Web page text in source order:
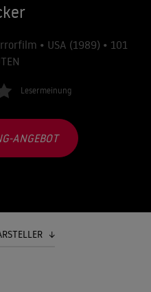
• USA (1989) • 101
Lesermeinung
ANGEBOT